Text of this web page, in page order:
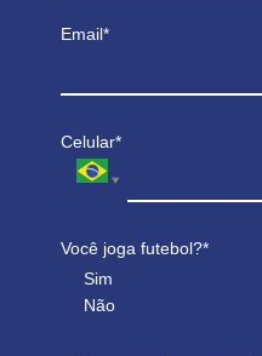
Email*
Celular*
Você joga futebol?*
Sim
Não